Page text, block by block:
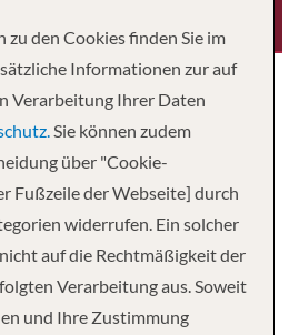
most beautiful stretches of
of the continent’s most vibrant and
ensures every minute of your
and enjoyable. From the
to the contemporary, sophisticated
Sky has been considered.
Main, Danube and Moselle; the
and Destiny can guide you through
stretches of water and help you
den Cookies finden Sie im
Informationen zur auf
Verarbeitung Ihrer Daten
Sie können zudem
über "Cookie-
Fußzeile der Webseite] durch
widerrufen. Ein solcher
auf die Rechtmäßigkeit der
Verarbeitung aus. Soweit
und Ihre Zustimmung